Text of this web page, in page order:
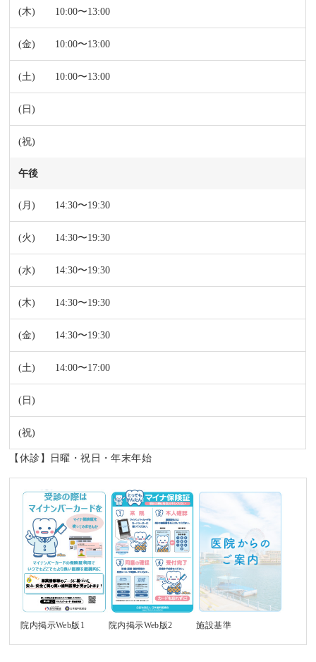
10:00〜13:00
10:00〜13:00
10:00〜13:00
午後
14:30〜19:30
14:30〜19:30
14:30〜19:30
14:30〜19:30
14:30〜19:30
14:00〜17:00
【休診】日曜・祝日・年末年始
院内掲示Web版1 院内掲示Web版2 施設基準